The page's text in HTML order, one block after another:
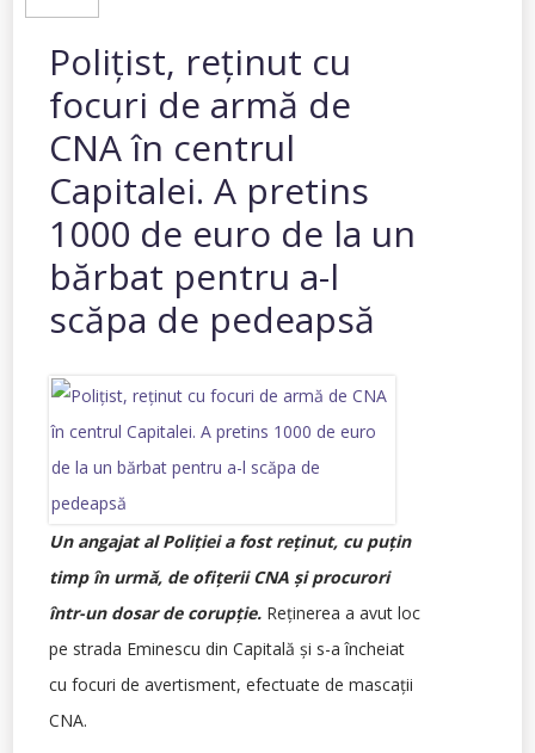
Poliţist, reţinut cu
focuri de armă de
CNA în centrul
Capitalei. A pretins
1000 de euro de la un
bărbat pentru a-l
scăpa de pedeapsă
Un angajat al Poliţiei a fost reţinut, cu puţin
timp în urmă, de ofiţerii CNA şi procurori
într-un dosar de corupţie. Reţinerea a avut loc
pe strada Eminescu din Capitală şi s-a încheiat
cu focuri de avertisment, efectuate de mascaţii
CNA.